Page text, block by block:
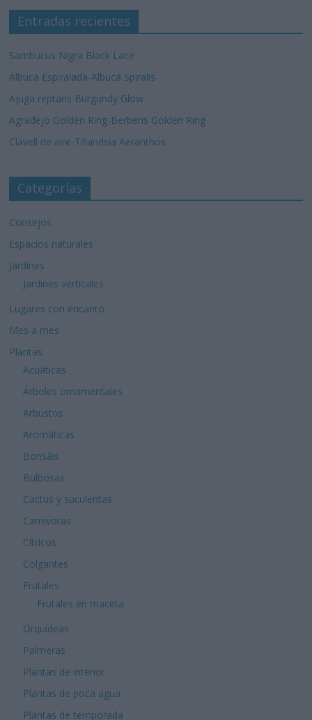
Entradas recientes
Sambucus Nigra Black Lace
Albuca Espiralada-Albuca Spiralis
Ajuga reptans Burgundy Glow
Agradejo Golden Ring-Berberis Golden Ring
Clavell de aire-Tillandsia Aeranthos
Categorías
Consejos
Espacios naturales
Jardines
Jardines verticales
Lugares con encanto
Mes a mes
Plantas
Acuáticas
Árboles ornamentales
Arbustos
Aromáticas
Bonsáis
Bulbosas
Cactus y suculentas
Carnívoras
Cítricos
Colgantes
Frutales
Frutales en maceta
Orquídeas
Palmeras
Plantas de interior
Plantas de poca agua
Plantas de temporada